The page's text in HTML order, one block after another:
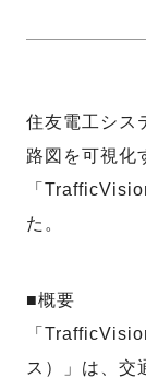
住友電工シス
路図を可視化
「
た。
■概要
「
ス）」は、交